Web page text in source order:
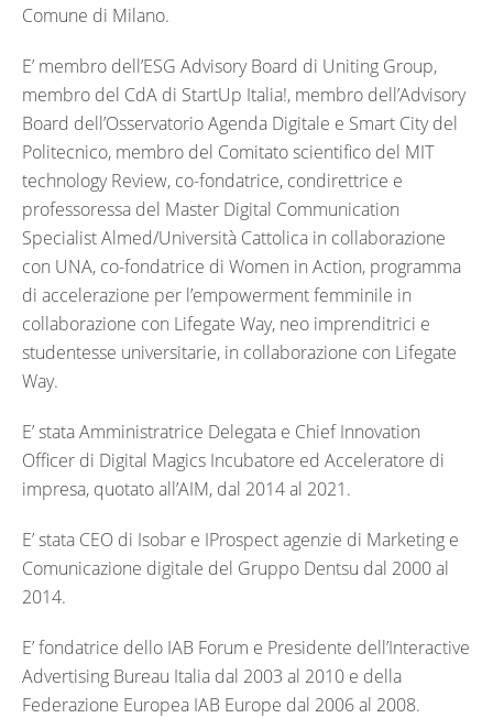
Comune di Milano.
E’ membro dell’ESG Advisory Board di Uniting Group,
membro del CdA di StartUp Italia!, membro dell’Advisory
Board dell’Osservatorio Agenda Digitale e Smart City del
Politecnico, membro del Comitato scientifico del MIT
technology Review, co-fondatrice, condirettrice e
professoressa del Master Digital Communication
Specialist Almed/Università Cattolica in collaborazione
con UNA, co-fondatrice di Women in Action, programma
di accelerazione per l’empowerment femminile in
collaborazione con Lifegate Way, neo imprenditrici e
studentesse universitarie, in collaborazione con Lifegate
Way.
E’ stata Amministratrice Delegata e Chief Innovation
Officer di Digital Magics Incubatore ed Acceleratore di
impresa, quotato all’AIM, dal 2014 al 2021.
E’ stata CEO di Isobar e IProspect agenzie di Marketing e
Comunicazione digitale del Gruppo Dentsu dal 2000 al
2014.
E’ fondatrice dello IAB Forum e Presidente dell’Interactive
Advertising Bureau Italia dal 2003 al 2010 e della
Federazione Europea IAB Europe dal 2006 al 2008.